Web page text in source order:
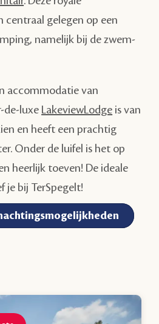
centraal gelegen op een
namelijk bij de zwem-
accommodatie van
de-luxe LakeviewLodge is van
en heeft een prachtig
Onder de luifel is het op
heerlijk toeven! De ideale
je bij TerSpegelt!